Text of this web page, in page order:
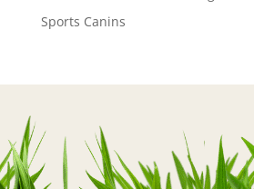
Sports Canins